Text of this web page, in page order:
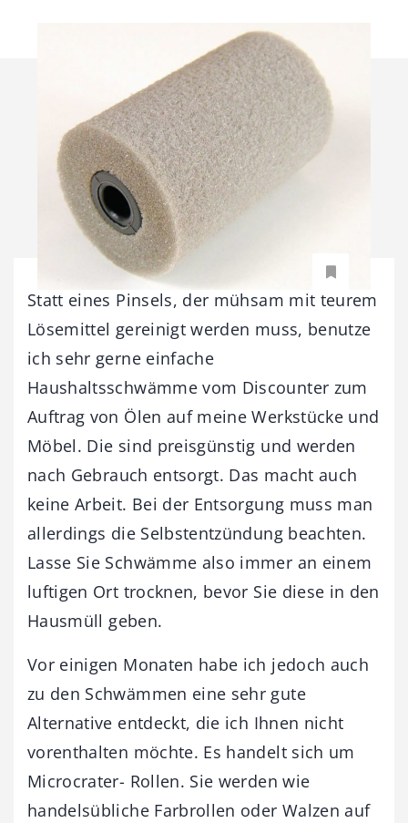
Statt eines Pinsels, der mühsam mit teurem
Lösemittel gereinigt werden muss, benutze
ich sehr gerne einfache
Haushaltsschwämme vom Discounter zum
Auftrag von Ölen auf meine Werkstücke und
Möbel. Die sind preisgünstig und werden
nach Gebrauch entsorgt. Das macht auch
keine Arbeit. Bei der Entsorgung muss man
allerdings die Selbstentzündung beachten.
Lasse Sie Schwämme also immer an einem
luftigen Ort trocknen, bevor Sie diese in den
Hausmüll geben.
Vor einigen Monaten habe ich jedoch auch
zu den Schwämmen eine sehr gute
Alternative entdeckt, die ich Ihnen nicht
vorenthalten möchte. Es handelt sich um
Microcrater- Rollen. Sie werden wie
handelsübliche Farbrollen oder Walzen auf